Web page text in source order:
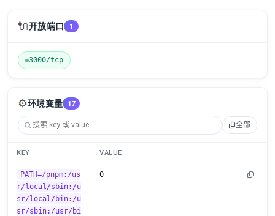
🔌开放端口 1
3000/tcp
⚙️环境变量 17
全部
KEY VALUE
PATH=/pnpm:/us
r/local/sbin:/u
sr/local/bin:/u
sr/sbin:/usr/bi
0